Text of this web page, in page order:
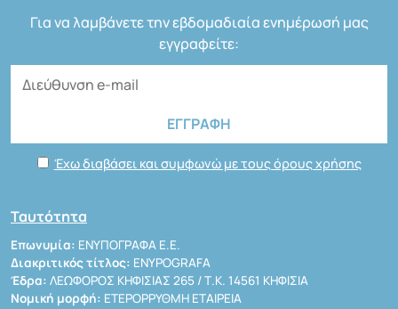
Για να λαμβάνετε την εβδομαδιαία ενημέρωσή μας
εγγραφείτε:
Έχω διαβάσει και συμφωνώ με τους όρους χρήσης
Ταυτότητα
Επωνυμία: ΕΝΥΠΟΓΡΑΦΑ Ε.Ε.
Διακριτικός τίτλος: ENYPOGRAFA
Έδρα: ΛΕΩΦΟΡΟΣ ΚΗΦΙΣΙΑΣ 265 / Τ.Κ. 14561 ΚΗΦΙΣΙΑ
Νομική μορφή: ΕΤΕΡΟΡΡΥΘΜΗ ΕΤΑΙΡΕΙΑ